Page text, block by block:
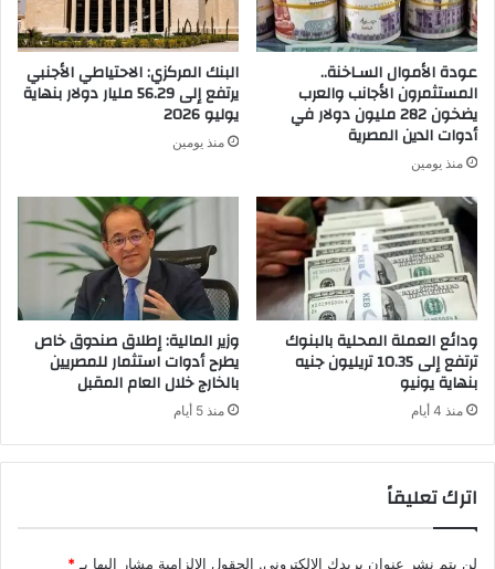
عودة الأموال السـاخنة..
المستثمرون الأجانب والعرب
يضخون 282 مليون دولار في
أدوات الدين المصرية
منذ يومين
البنك المركزي: الاحتياطي الأجنبي
يرتفع إلى 56.29 مليار دولار بنهاية
يوليو 2026
منذ يومين
ودائع العملة المحلية بالبنوك
ترتفع إلى 10.35 تريليون جنيه
بنهاية يونيو
منذ 4 أيام
وزير المالية: إطلاق صندوق خاص
يطرح أدوات استثمار للمصريين
بالخارج خلال العام المقبل
منذ 5 أيام
اترك تعليقاً
لن يتم نشر عنوان بريدك الإلكتروني. الحقول الإلزامية مشار إليها بـ*